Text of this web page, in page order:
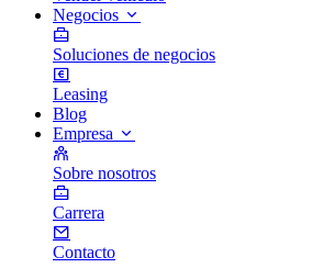
Negocios
Soluciones de negocios
Leasing
Blog
Empresa
Sobre nosotros
Carrera
Contacto